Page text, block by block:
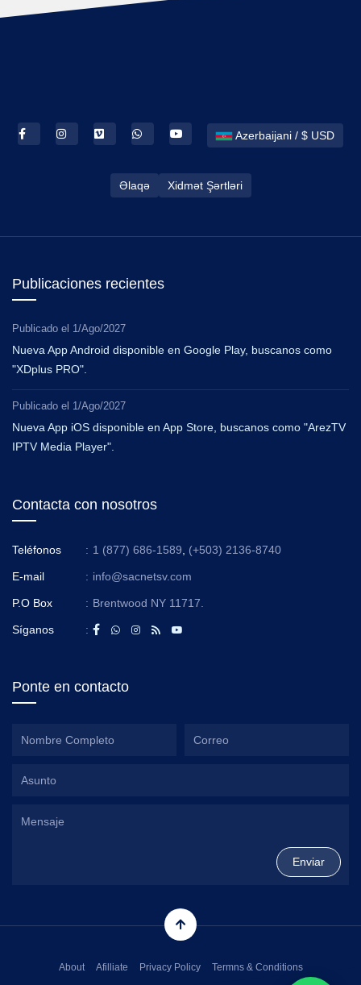
Azerbaijani / $ USD
Əlaqə Xidmət Şərtləri
Publicaciones recientes
Publicado el 1/Ago/2027
Nueva App Android disponible en Google Play, buscanos como
"XDplus PRO".
Publicado el 1/Ago/2027
Nueva App iOS disponible en App Store, buscanos como "ArezTV
IPTV Media Player".
Contacta con nosotros
Teléfonos : 1 (877) 686-1589 (+503) 2136-8740
E-mail : info@sacnetsv.com
P.O Box : Brentwood NY 11717.
Síganos :
Ponte en contacto
About Afilliate Privacy Policy Termns & Conditions